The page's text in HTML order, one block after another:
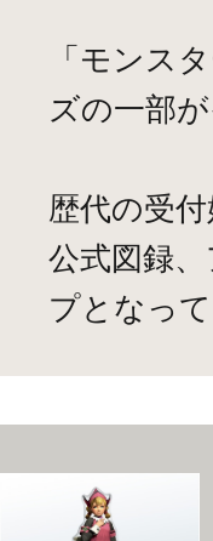
「モンス
ズの一部
歴代の受
公式図録
プとなっ